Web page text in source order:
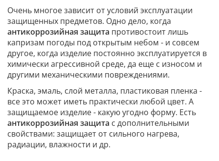
Очень многое зависит от условий эксплуатации
защищенных предметов. Одно дело, когда
антикоррозийная защита противостоит лишь
капризам погоды под открытым небом - и совсем
другое, когда изделие постоянно эксплуатируется в
химически агрессивной среде, да еще с износом и
другими механическими повреждениями.
Краска, эмаль, слой металла, пластиковая пленка -
все это может иметь практически любой цвет. А
защищаемое изделие - какую угодно форму. Есть
антикоррозийная защита с дополнительными
свойствами: защищает от сильного нагрева,
радиации, влажности и др.